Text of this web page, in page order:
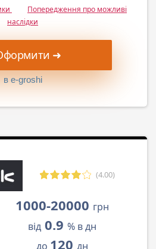
Попередження про можливі
наслідки
➜
в e-groshi
(4.00)
1000-20000 грн
від 0.9 % в дн
до 120 дн